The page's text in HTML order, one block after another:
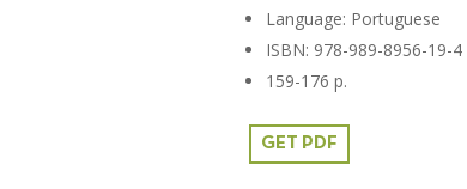
Language: Portuguese
ISBN: 978-989-8956-19-4
159-176 p.
GET PDF